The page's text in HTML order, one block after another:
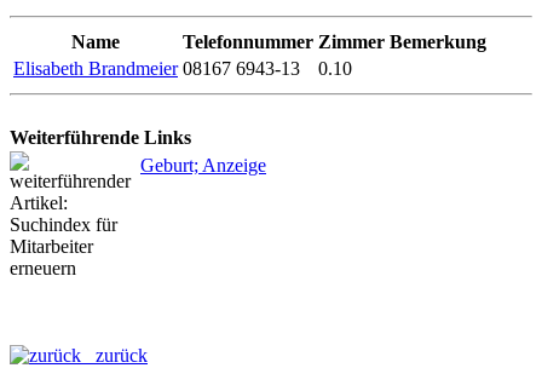
Name Telefonnummer Zimmer Bemerkung
Elisabeth Brandmeier 08167 6943-13 0.10
Weiterführende Links
Geburt; Anzeige
zurück